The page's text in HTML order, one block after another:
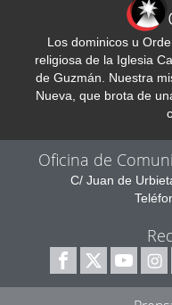
Los dominicos u
religiosa de la Iglesia
de Guzmán. Nuestra
Nueva, que brota de
Oficina de
C/ Juan de